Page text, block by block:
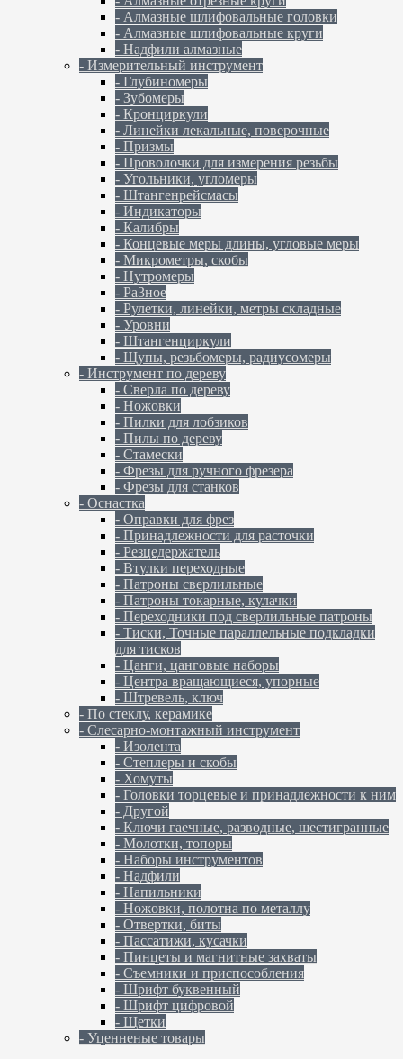
- Алмазные шлифовальные головки
- Алмазные шлифовальные круги
- Надфили алмазные
- Измерительный инструмент
- Глубиномеры
- Зубомеры
- Кронциркули
- Линейки лекальные, поверочные
- Призмы
- Проволочки для измерения резьбы
- Угольники, угломеры
- Штангенрейсмасы
- Индикаторы
- Калибры
- Концевые меры длины, угловые меры
- Микрометры, скобы
- Нутромеры
- Ра3ное
- Рулетки, линейки, метры складные
- Уровни
- Штангенциркули
- Щупы, резьбомеры, радиусомеры
- Инструмент по дереву
- Сверла по дереву
- Ножовки
- Пилки для лобзиков
- Пилы по дереву
- Стамески
- Фрезы для ручного фрезера
- Фрезы для станков
- Оснастка
- Оправки для фрез
- Принадлежности для расточки
- Резцедержатель
- Втулки переходные
- Патроны сверлильные
- Патроны токарные, кулачки
- Переходники под сверлильные патроны
- Тиски, Точные параллельные подкладки
для тисков
- Цанги, цанговые наборы
- Центра вращающиеся, упорные
- Штревель, ключ
- По стеклу, керамике
- Слесарно-монтажный инструмент
- Изолента
- Степлеры и скобы
- Хомуты
- Головки торцевые и принадлежности к ним
- Другой
- Ключи гаечные, разводные, шестигранные
- Молотки, топоры
- Наборы инструментов
- Надфили
- Напильники
- Ножовки, полотна по металлу
- Отвертки, биты
- Пассатижи, кусачки
- Пинцеты и магнитные захваты
- Съемники и приспособления
- Шрифт буквенный
- Шрифт цифровой
- Щетки
- Уценненые товары